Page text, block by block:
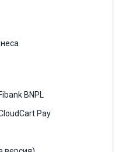
BNPL
Pay